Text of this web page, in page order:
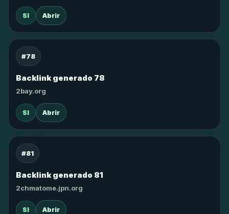
SI Abrir
#78
Backlink generado 78
2bay.org
SI Abrir
#81
Backlink generado 81
2chmatome.jpn.org
SI Abrir